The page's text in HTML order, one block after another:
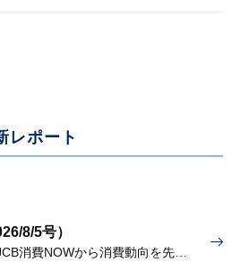
レポート
8/5号）
個社データ・業界統計・JCB消費NOWから消費動向を先取り